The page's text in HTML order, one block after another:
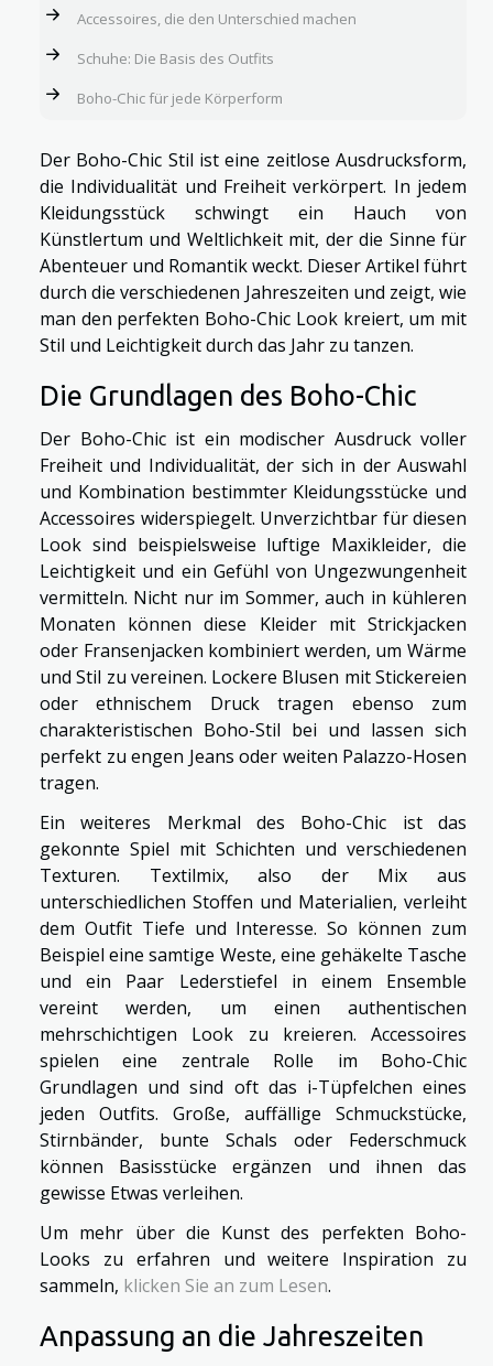
Accessoires, die den Unterschied machen
Schuhe: Die Basis des Outfits
Boho-Chic für jede Körperform
Der Boho-Chic Stil ist eine zeitlose Ausdrucksform,
die Individualität und Freiheit verkörpert. In jedem
Kleidungsstück schwingt ein Hauch von
Künstlertum und Weltlichkeit mit, der die Sinne für
Abenteuer und Romantik weckt. Dieser Artikel führt
durch die verschiedenen Jahreszeiten und zeigt, wie
man den perfekten Boho-Chic Look kreiert, um mit
Stil und Leichtigkeit durch das Jahr zu tanzen.
Die Grundlagen des Boho-Chic
Der Boho-Chic ist ein modischer Ausdruck voller
Freiheit und Individualität, der sich in der Auswahl
und Kombination bestimmter Kleidungsstücke und
Accessoires widerspiegelt. Unverzichtbar für diesen
Look sind beispielsweise luftige Maxikleider, die
Leichtigkeit und ein Gefühl von Ungezwungenheit
vermitteln. Nicht nur im Sommer, auch in kühleren
Monaten können diese Kleider mit Strickjacken
oder Fransenjacken kombiniert werden, um Wärme
und Stil zu vereinen. Lockere Blusen mit Stickereien
oder ethnischem Druck tragen ebenso zum
charakteristischen Boho-Stil bei und lassen sich
perfekt zu engen Jeans oder weiten Palazzo-Hosen
tragen.
Ein weiteres Merkmal des Boho-Chic ist das
gekonnte Spiel mit Schichten und verschiedenen
Texturen. Textilmix, also der Mix aus
unterschiedlichen Stoffen und Materialien, verleiht
dem Outfit Tiefe und Interesse. So können zum
Beispiel eine samtige Weste, eine gehäkelte Tasche
und ein Paar Lederstiefel in einem Ensemble
vereint werden, um einen authentischen
mehrschichtigen Look zu kreieren. Accessoires
spielen eine zentrale Rolle im Boho-Chic
Grundlagen und sind oft das i-Tüpfelchen eines
jeden Outfits. Große, auffällige Schmuckstücke,
Stirnbänder, bunte Schals oder Federschmuck
können Basisstücke ergänzen und ihnen das
gewisse Etwas verleihen.
Um mehr über die Kunst des perfekten Boho-
Looks zu erfahren und weitere Inspiration zu
sammeln, klicken Sie an zum Lesen.
Anpassung an die Jahreszeiten